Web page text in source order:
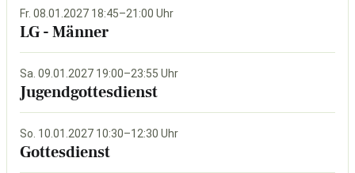
Fr. 08.01.2027 18:45–21:00 Uhr
LG - Männer
Sa. 09.01.2027 19:00–23:55 Uhr
Jugendgottesdienst
So. 10.01.2027 10:30–12:30 Uhr
Gottesdienst